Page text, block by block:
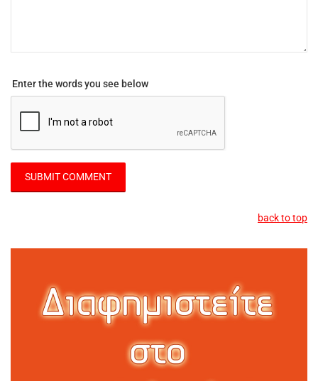
Enter the words you see below
back to top